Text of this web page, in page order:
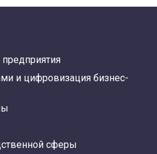
и цифровизация бизнес-
сферы